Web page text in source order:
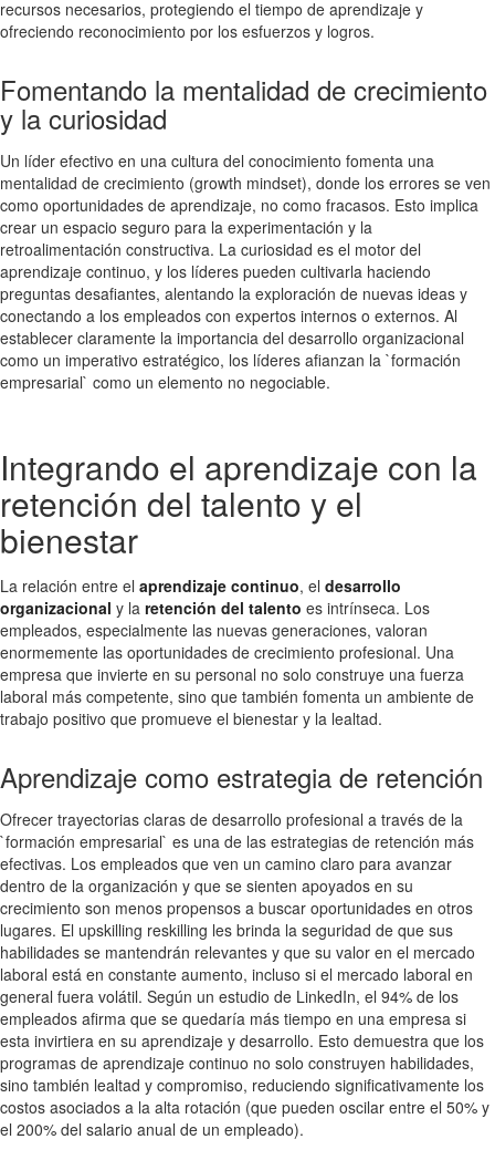
recursos necesarios, protegiendo el tiempo de aprendizaje y
ofreciendo reconocimiento por los esfuerzos y logros.
Fomentando la mentalidad de crecimiento
y la curiosidad
Un líder efectivo en una cultura del conocimiento fomenta una
mentalidad de crecimiento (growth mindset), donde los errores se ven
como oportunidades de aprendizaje, no como fracasos. Esto implica
crear un espacio seguro para la experimentación y la
retroalimentación constructiva. La curiosidad es el motor del
aprendizaje continuo, y los líderes pueden cultivarla haciendo
preguntas desafiantes, alentando la exploración de nuevas ideas y
conectando a los empleados con expertos internos o externos. Al
establecer claramente la importancia del desarrollo organizacional
como un imperativo estratégico, los líderes afianzan la `formación
empresarial` como un elemento no negociable.
Integrando el aprendizaje con la
retención del talento y el
bienestar
La relación entre el aprendizaje continuo, el desarrollo
organizacional y la retención del talento es intrínseca. Los
empleados, especialmente las nuevas generaciones, valoran
enormemente las oportunidades de crecimiento profesional. Una
empresa que invierte en su personal no solo construye una fuerza
laboral más competente, sino que también fomenta un ambiente de
trabajo positivo que promueve el bienestar y la lealtad.
Aprendizaje como estrategia de retención
Ofrecer trayectorias claras de desarrollo profesional a través de la
`formación empresarial` es una de las estrategias de retención más
efectivas. Los empleados que ven un camino claro para avanzar
dentro de la organización y que se sienten apoyados en su
crecimiento son menos propensos a buscar oportunidades en otros
lugares. El upskilling reskilling les brinda la seguridad de que sus
habilidades se mantendrán relevantes y que su valor en el mercado
laboral está en constante aumento, incluso si el mercado laboral en
general fuera volátil. Según un estudio de LinkedIn, el 94% de los
empleados afirma que se quedaría más tiempo en una empresa si
esta invirtiera en su aprendizaje y desarrollo. Esto demuestra que los
programas de aprendizaje continuo no solo construyen habilidades,
sino también lealtad y compromiso, reduciendo significativamente los
costos asociados a la alta rotación (que pueden oscilar entre el 50% y
el 200% del salario anual de un empleado).